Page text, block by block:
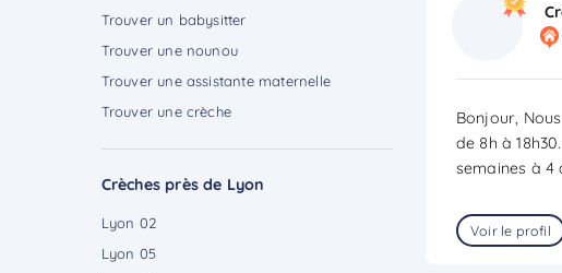
Trouver un babysitter
Trouver une nounou
Trouver une assistante maternelle
Trouver une crèche
Crèches près de Lyon
Lyon 02
Lyon 05
Bonjour,
de 8h à
semaines à 4
Voir le profil